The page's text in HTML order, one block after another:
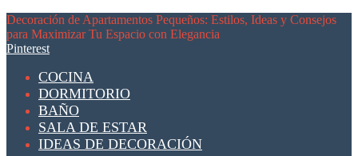
Decoración de Apartamentos Pequeños: Estilos, Ideas y Consejos
para Maximizar Tu Espacio con Elegancia
Pinterest
COCINA
DORMITORIO
BAÑO
SALA DE ESTAR
IDEAS DE DECORACIÓN